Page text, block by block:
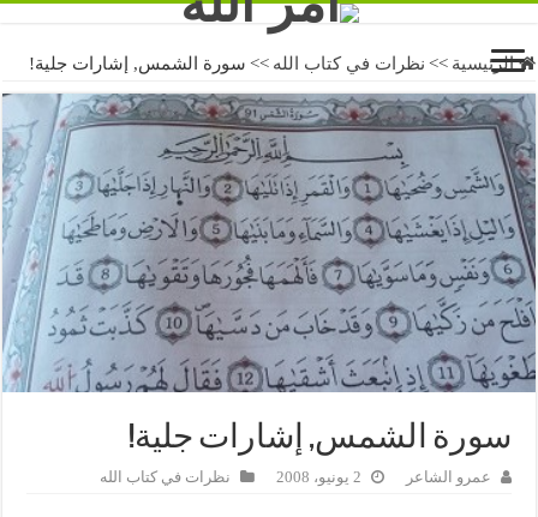
الرئيسية >> نظرات في كتاب الله >> سورة الشمس, إشارات جلية!
سورة الشمس, إشارات جلية!
عمرو الشاعر 2 يونيو، 2008 نظرات في كتاب الله